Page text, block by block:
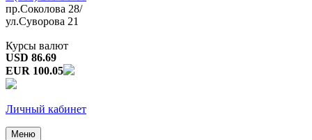
пр.Соколова 28/
ул.Суворова 21
Курсы валют
USD 86.69
EUR 100.05
Личный кабинет
Меню